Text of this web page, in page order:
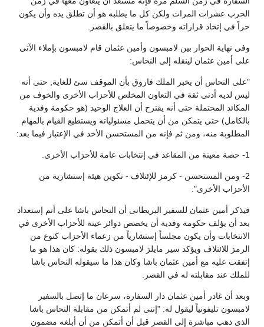
الحرب عشرات المرات ولكن كل ما يطلبه هو أن تطلق يده وأن يكون
حراً في إتخاذ قراراته وخصوصاً ما يتعلق بالقصر.
وفى نهاية الحوار بين لامبسون وأمين عثمان قام لامبسون بإملاء الآتى
على أمين عثمان لينقله إلى النحاس:
"على النحاس أن يخبر الملك فاروق بأن الموقف سئ للغاية, حتى أنه
ليس لديه أدنى ثقة في التعاون المخلص للأحزاب الأخرى والخوف من
المكائد المحتملة حتى أنه يقترح أن العلاج الوحيد (هو حكومة وفدية
بالكامل) حتى يتمكن من أن يتحمل مسئولياته ويستطيع القيام بالمهام
المطلوبة منه، ومن ثم فإنه من المستحسن الأخذ في الإعتبار فيما بعد:
1- حصة معينة من المقاعد في إنتخابات عامة للأحزاب الأخرى.
2- ومن المستحسن - كرمز للإئتلاف - تكوين هيئة إستشارية من
الأحزاب الأخرى".
فيذكر أمين عثمان للسفير البريطانى أن النحاس باشا على أتم إستعداد
بعد أن يؤلف حكومة وفدية أن يخصص دوائر عينة للأحزاب الأخرى في
الانتخابات وأن يكون مجلساً إستشارياً من زعماء الأحزاب كنوع من
الرمز للائتلاف ويؤكد سير مايلز لامبسون ذلك بقوله: كان هذا هو ما
إتفقت عليه مع أمين عثمان باشا وكان هذا ما سيقوله النحاس باشا
للملك عند مقابلته له في القصر.
وبعد أن غادر أمين عثمان دار السفارة، سرعان ما إتصل بالسفير
لامبسون تليفونياً ليقول له: "إننى لم أتمكن من مقابلة النحاس باشا
الذى ذهب مباشرة إلى القصر قبل أن أتمكن من أن أبلغه مضمون